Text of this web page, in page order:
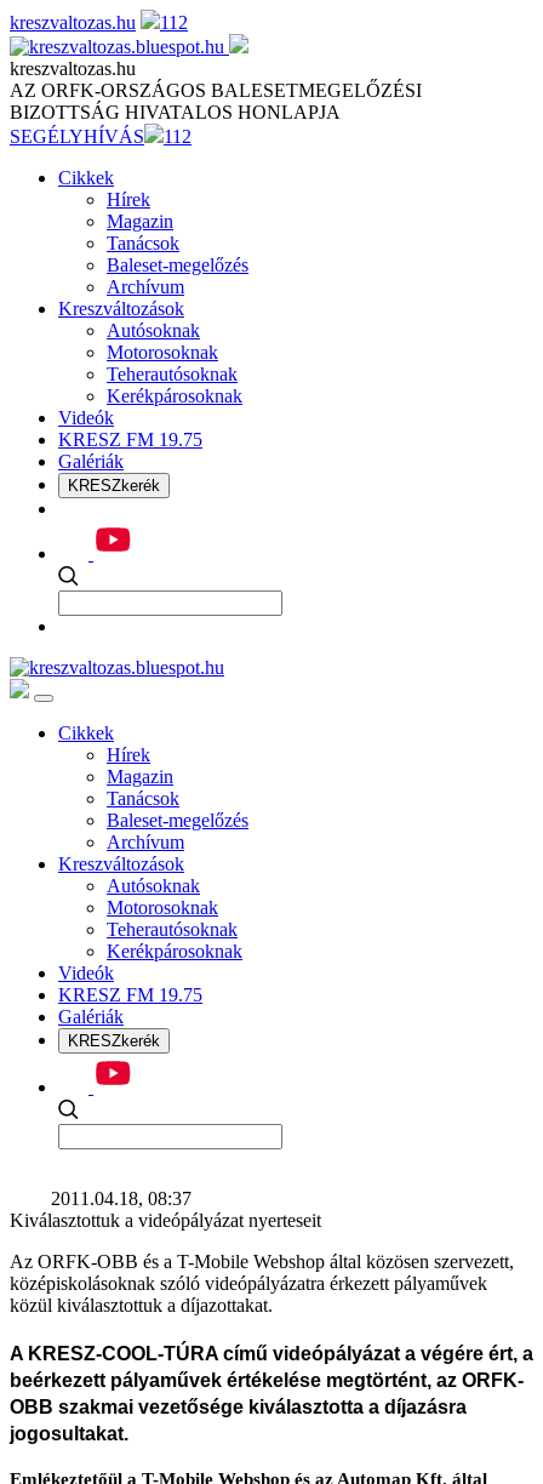
Skip
to
content
kreszvaltozas.hu 112
kreszvaltozas.hu
AZ ORFK-ORSZÁGOS BALESETMEGELŐZÉSI
BIZOTTSÁG HIVATALOS HONLAPJA
SEGÉLYHÍVÁS
112
Cikkek
Hírek
Magazin
Tanácsok
Baleset-megelőzés
Archívum
Kreszváltozások
Autósoknak
Motorosoknak
Teherautósoknak
Kerékpárosoknak
Videók
KRESZ FM 19.75
Galériák
KRESZkerék
Cikkek
Hírek
Magazin
Tanácsok
Baleset-megelőzés
Archívum
Kreszváltozások
Autósoknak
Motorosoknak
Teherautósoknak
Kerékpárosoknak
Videók
KRESZ FM 19.75
Galériák
KRESZkerék
2011.04.18, 08:37
Kiválasztottuk a videópályázat nyerteseit
Az ORFK-OBB és a T-Mobile Webshop által közösen szervezett,
középiskolásoknak szóló videópályázatra érkezett pályaművek
közül kiválasztottuk a díjazottakat.
A KRESZ-COOL-TÚRA című videópályázat a végére ért, a
beérkezett pályaművek értékelése megtörtént, az ORFK-
OBB szakmai vezetősége kiválasztotta a díjazásra
jogosultakat.
Emlékeztetőül a T-Mobile Webshop és az Automap Kft. által